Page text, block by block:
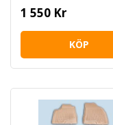
1 550 Kr
KÖP